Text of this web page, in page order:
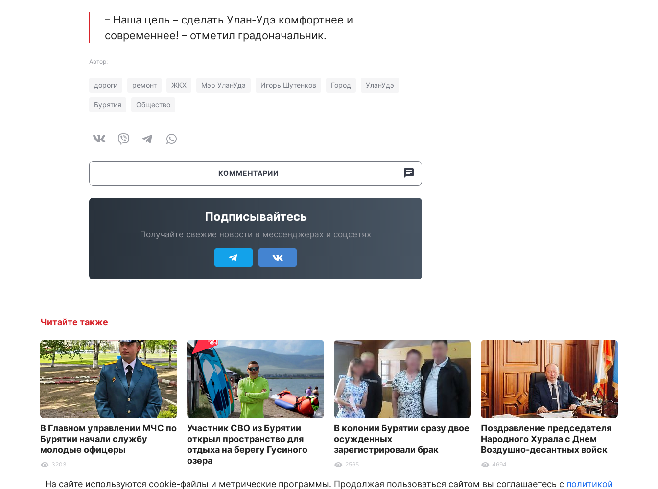
– Наша цель – сделать Улан‑Удэ комфортнее и
современнее! – отметил градоначальник.
Автор:
дороги ремонт ЖКХ Мэр УланУдэ Игорь Шутенков Город УланУдэ
Бурятия Общество
КОММЕНТАРИИ
Подписывайтесь
Получайте свежие новости в мессенджерах и соцсетях
Читайте также
В Главном управлении МЧС по
Бурятии начали службу
молодые офицеры
3203
Участник СВО из Бурятии
открыл пространство для
отдыха на берегу Гусиного
озера
В колонии Бурятии сразу двое
осужденных
зарегистрировали брак
2565
Поздравление председателя
Народного Хурала с Днем
Воздушно-десантных войск
4694
На сайте используются cookie-файлы и метрические программы. Продолжая пользоваться сайтом вы соглашаетесь с политикой